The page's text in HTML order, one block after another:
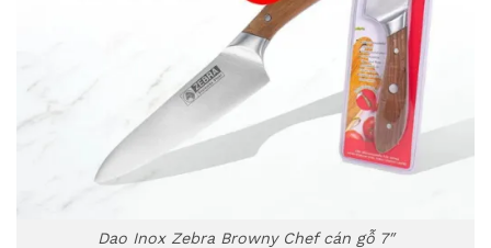
Dao Inox Zebra Browny Chef cán gỗ 7″